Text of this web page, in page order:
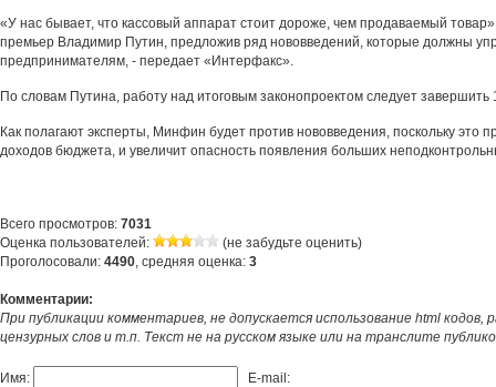
«У нас бывает, что кассовый аппарат стоит дороже, чем продаваемый
премьер Владимир Путин, предложив ряд нововведений, которые должны
предпринимателям, - передает «Интерфакс».
По словам Путина, работу над итоговым законопроектом следует завершить
Как полагают эксперты, Минфин будет против нововведения, поскольку это
доходов бюджета, и увеличит опасность появления больших
Всего просмотров: 7031
Оценка пользователей:
(не забудьте оценить)
Проголосовали: 4490, средняя оценка: 3
Комментарии:
При публикации комментариев, не допускается использование html кодов,
цензурных слов и т.п. Текст не на русском языке или на транслите
Имя: E-mail: